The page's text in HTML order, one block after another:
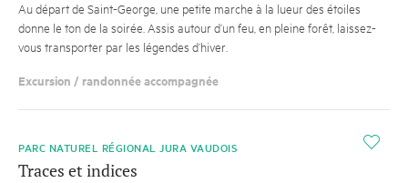
Au départ de Saint-George, une petite marche à la lueur des étoiles
donne le ton de la soirée. Assis autour d’un feu, en pleine forêt, laissez-
vous transporter par les légendes d’hiver.
Excursion / randonnée accompagnée
i
PARC NATUREL RÉGIONAL JURA VAUDOIS
Traces et indices